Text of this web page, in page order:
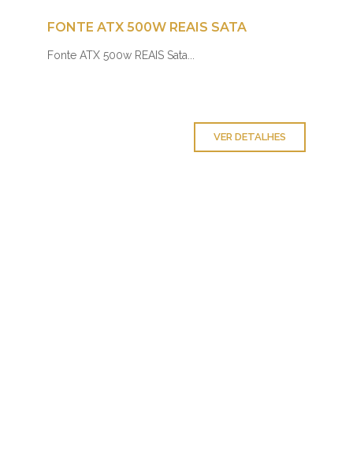
FONTE ATX 500W REAIS SATA
Fonte ATX 500w REAIS Sata...
VER DETALHES